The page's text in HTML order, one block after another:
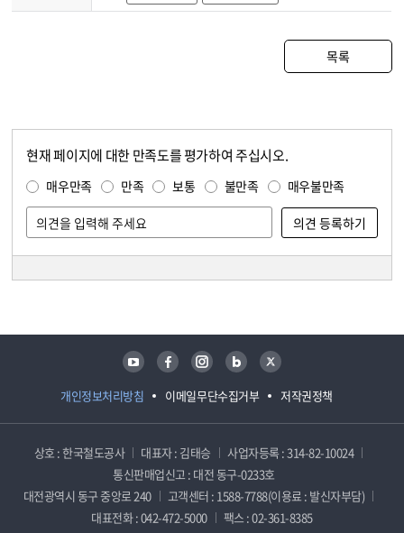
목록
현재 페이지에 대한 만족도를 평가하여 주십시오.
매우만족 만족 보통 불만족 매우불만족
개인정보처리방침 이메일무단수집거부 저작권정책
유튜브 페이스북 인스타그램 블로그 트위터
상호 : 한국철도공사 대표자 : 김태승
사업자등록 : 314-82-10024
통신판매업신고 : 대전 동구-0233호
대전광역시 동구 중앙로 240
고객센터 : 1588-7788(이용료 : 발신자부담)
대표전화 : 042-472-5000
팩스 : 02-361-8385